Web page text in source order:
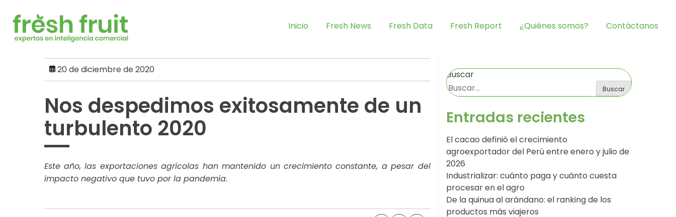
content
Inicio Fresh News Fresh Data Fresh Report ¿Quiénes somos? Contáctanos
20 de diciembre de 2020
Nos despedimos exitosamente de un
turbulento 2020
Este año, las exportaciones agrícolas han mantenido un crecimiento constante, a pesar del
impacto negativo que tuvo por la pandemia.
Buscar
Buscar
Entradas recientes
El cacao definió el crecimiento
agroexportador del Perú entre enero y julio de
2026
Industrializar: cuánto paga y cuánto cuesta
procesar en el agro
De la quinua al arándano: el ranking de los
productos más viajeros